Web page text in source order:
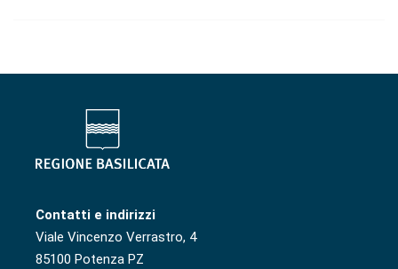
Contatti e indirizzi
Viale Vincenzo Verrastro, 4
85100 Potenza PZ